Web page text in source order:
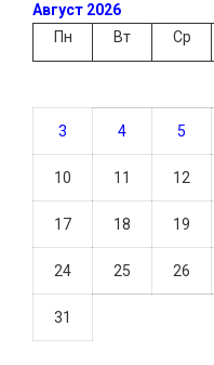
Август 2026
Пн
Вт Ср
3 4 5
10 11 12
17 18 19
24 25 26
31